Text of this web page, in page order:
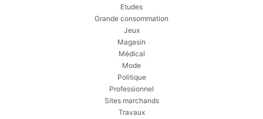
Etudes
Grande consommation
Jeux
Magasin
Médical
Mode
Politique
Professionnel
Sites marchands
Travaux